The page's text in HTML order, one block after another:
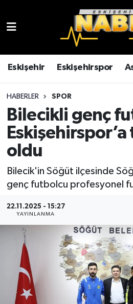
Eskişehir Eskişehirspor
HABERLER SPOR
Bilecikli genç
oldu
Bilecik'in Söğüt ilçesinde
genç futbolcu profesyonel
22.11.2025 - 15:27
YAYINLANMA
Çevre
Eğitim
Ekonomi
Eskişehir
Gündem
Kültür Sanat
Magazin
Eskişehir Hava Durumu
Eskişehir Trafik Yoğunluk
Tüm Manşetler
Son Dakika Haberleri
Haber Arşivi